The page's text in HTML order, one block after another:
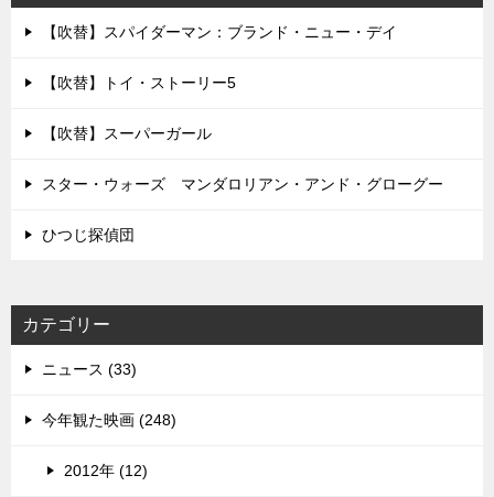
【吹替】スパイダーマン：ブランド・ニュー・デイ
【吹替】トイ・ストーリー5
【吹替】スーパーガール
スター・ウォーズ マンダロリアン・アンド・グローグー
ひつじ探偵団
カテゴリー
ニュース (33)
今年観た映画 (248)
2012年 (12)